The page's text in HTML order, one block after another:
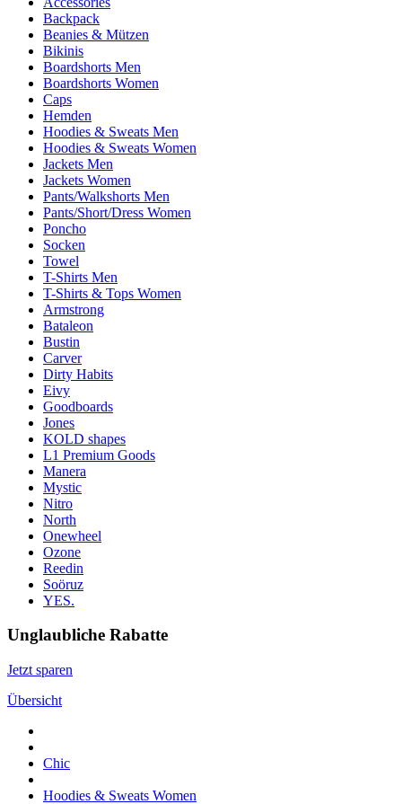
Backpack
Beanies & Mützen
Bikinis
Boardshorts Men
Boardshorts Women
Caps
Hemden
Hoodies & Sweats Men
Hoodies & Sweats Women
Jackets Men
Jackets Women
Pants/Walkshorts Men
Pants/Short/Dress Women
Poncho
Socken
Towel
T-Shirts Men
T-Shirts & Tops Women
Armstrong
Bataleon
Bustin
Carver
Dirty Habits
Eivy
Goodboards
Jones
KOLD shapes
L1 Premium Goods
Manera
Mystic
Nitro
North
Onewheel
Ozone
Reedin
Soöruz
YES.
Unglaubliche Rabatte
Jetzt sparen
Übersicht
Chic
Hoodies & Sweats Women